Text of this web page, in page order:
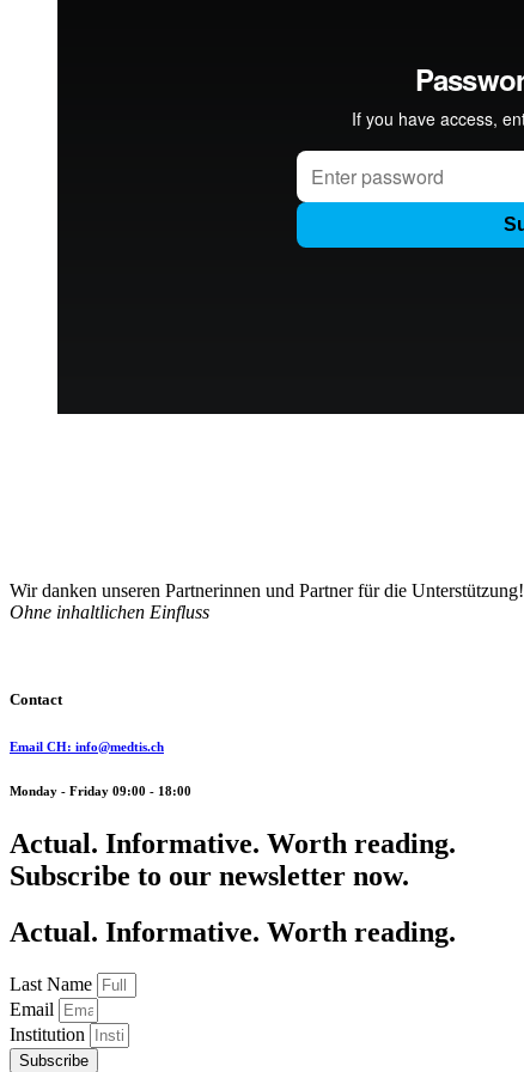
Wir danken unseren Partnerinnen und Partner für die Unterstützung!
Ohne inhaltlichen Einfluss
Contact
Email CH: info@medtis.ch
Monday - Friday 09:00 - 18:00
Actual. Informative. Worth reading.
Subscribe to our newsletter now.
Actual. Informative. Worth reading.
Last Name
Email
Institution
Subscribe